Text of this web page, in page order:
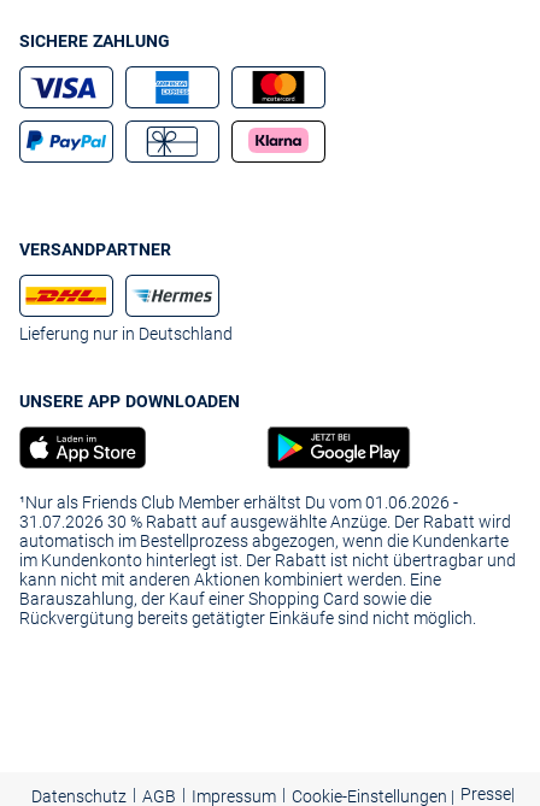
SICHERE ZAHLUNG
VERSANDPARTNER
Lieferung nur in Deutschland
UNSERE APP DOWNLOADEN
¹Nur als Friends Club Member erhältst Du vom 01.06.2026 -
31.07.2026 30 % Rabatt auf ausgewählte Anzüge. Der Rabatt wird
automatisch im Bestellprozess abgezogen, wenn die Kundenkarte
im Kundenkonto hinterlegt ist. Der Rabatt ist nicht übertragbar und
kann nicht mit anderen Aktionen kombiniert werden. Eine
Barauszahlung, der Kauf einer Shopping Card sowie die
Rückvergütung bereits getätigter Einkäufe sind nicht möglich.
Datenschutz | AGB | Impressum | Cookie-Einstellungen | Presse|